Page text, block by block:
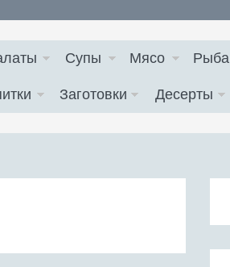
Супы Мясо Рыба
Заготовки Десерты